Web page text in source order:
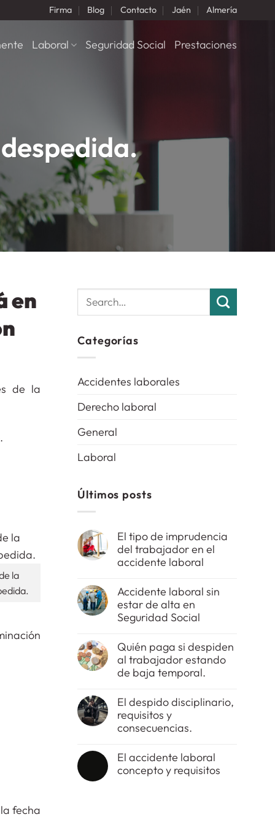
Firma Blog Contacto Jaén Almería
Laboral Seguridad Social Prestaciones
en
de la
la
fecha
Categorías
Accidentes laborales
Derecho laboral
General
Laboral
Últimos posts
El tipo de imprudencia
del trabajador en el
accidente laboral
hay
comentarios
en
El
tipo
imprudencia
del
trabajador
en
el
laboral
Accidente laboral sin
estar de alta en
Seguridad Social
hay
comentarios
en
Accidente
laboral
estar
de
alta
Seguridad
Quién paga si despiden
al trabajador estando
de baja temporal.
hay
comentarios
en
Quién
paga
despiden
al
trabajador
El despido disciplinario,
requisitos y
consecuencias.
hay
comentarios
en
El accidente laboral
concepto y requisitos